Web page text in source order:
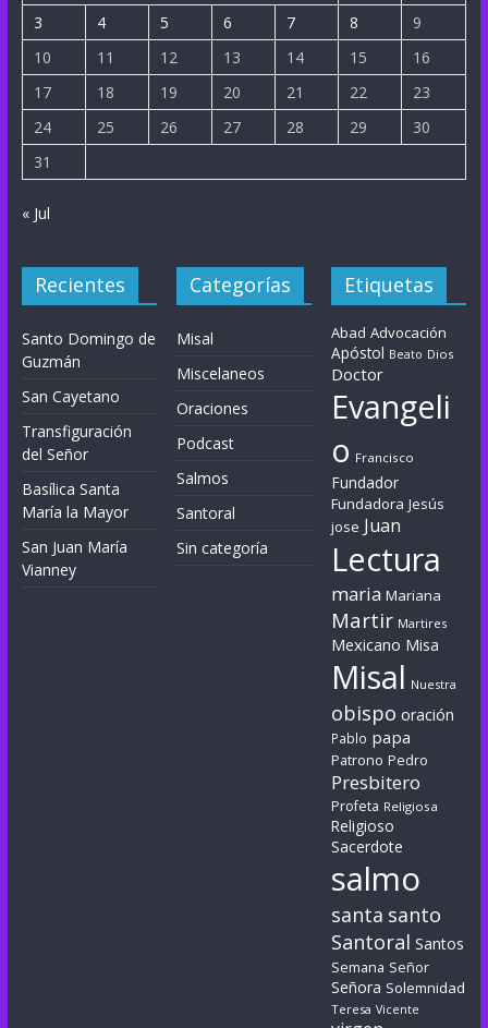
3
4 5 6 7 8
9
10
11 12 13 14 15
16
17
18 19 20 21 22
23
24
25 26 27 28 29
30
31
« Jul
Recientes
Santo Domingo de
Guzmán
San Cayetano
Transfiguración
del Señor
Basílica Santa
María la Mayor
San Juan María
Vianney
Categorías
Misal
Miscelaneos
Oraciones
Podcast
Salmos
Santoral
Sin categoría
Etiquetas
Abad Advocación
Apóstol
Beato Dios
Doctor
Evangeli
o Francisco
Fundador
Fundadora Jesús
jose Juan
Lectura
maria Mariana
Martir Martires
Mexicano Misa
Misal Nuestra
obispo oración
Pablo papa
Patrono Pedro
Presbitero
Profeta Religiosa
Religioso
Sacerdote
salmo
santa santo
Santoral Santos
Semana Señor
Señora Solemnidad
Teresa Vicente